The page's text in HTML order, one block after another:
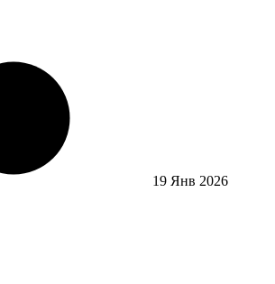
19 Янв 2026